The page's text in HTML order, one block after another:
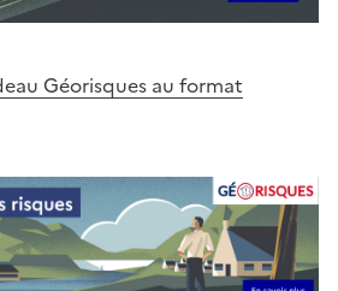
Géorisques au format